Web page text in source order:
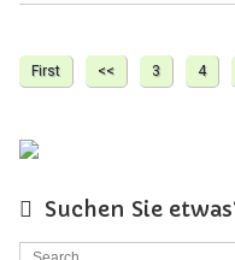
First << 3 4
Suchen Sie
Search for: